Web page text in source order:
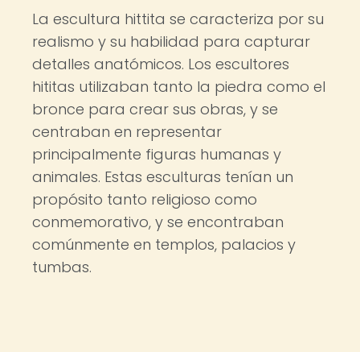
La escultura hittita se caracteriza por su
realismo y su habilidad para capturar
detalles anatómicos. Los escultores
hititas utilizaban tanto la piedra como el
bronce para crear sus obras, y se
centraban en representar
principalmente figuras humanas y
animales. Estas esculturas tenían un
propósito tanto religioso como
conmemorativo, y se encontraban
comúnmente en templos, palacios y
tumbas.